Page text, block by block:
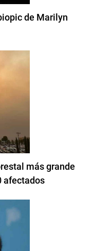
de Marilyn
más grande
afectados